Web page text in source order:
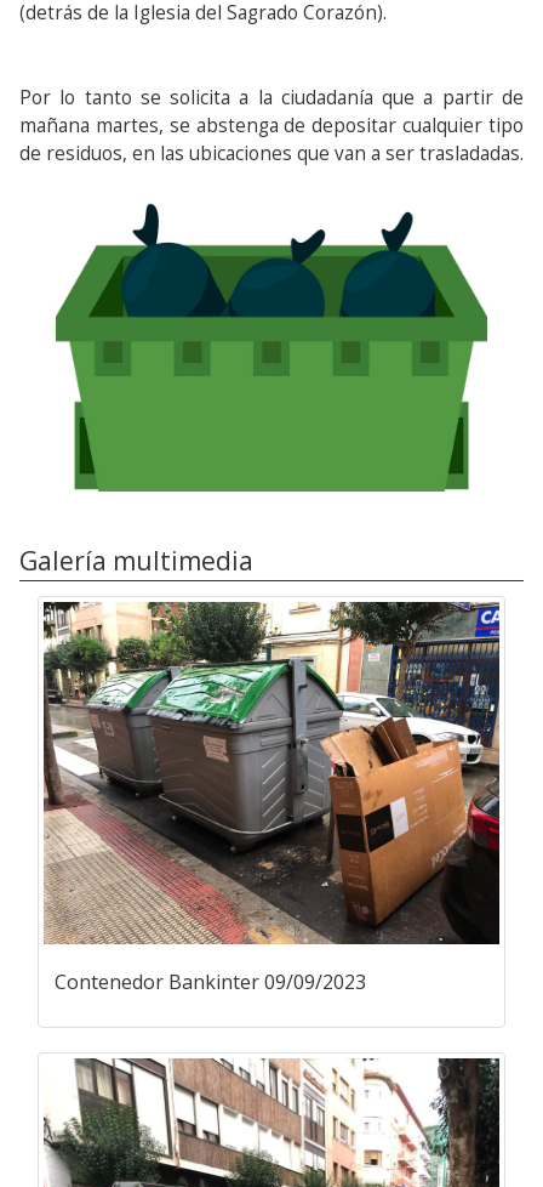
(detrás de la Iglesia del Sagrado Corazón).
Por lo tanto se solicita a la ciudadanía que a partir de
mañana martes, se abstenga de depositar cualquier tipo
de residuos, en las ubicaciones que van a ser trasladadas.
Galería multimedia
Contenedor Bankinter 09/09/2023